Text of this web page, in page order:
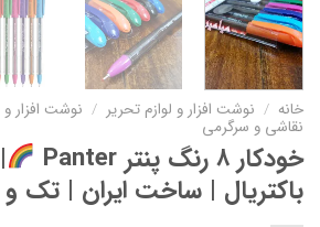
خانه / نوشت افزار و لوازم تحریر / نوشت افزار و
نقاشی و سرگرمی
خودکار ۸ رنگ پنتر Panter
باکتریال | ساخت ایران | تک